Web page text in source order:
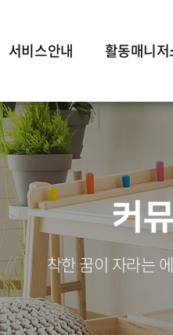
서비스안내 활동매니저
커
착한 꿈이 자라는